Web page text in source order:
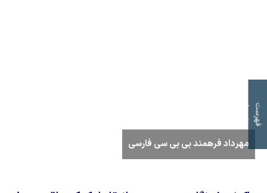
مهرداد فرهمند بی بی سی فارسی
ف
ه
ر
س
ت
م
و
ض
و
ع
ات